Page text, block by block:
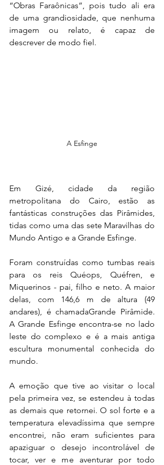
“Obras Faraônicas”, pois tudo ali era
de uma grandiosidade, que nenhuma
imagem ou relato, é capaz de
descrever de modo fiel.
A Esfinge
Em Gizé, cidade da região
metropolitana do Cairo, estão as
fantásticas construções das Pirâmides,
tidas como uma das sete Maravilhas do
Mundo Antigo e a Grande Esfinge.
Foram construídas como tumbas reais
para os reis Quéops, Quéfren
Miquerinos - pai, filho e neto. A maior
delas, com 146,6 m de altura (49
andares), é chamadaGrande Pirâmide.
A Grande Esfinge encontra-se no lado
leste do complexo e é a mais antiga
escultura monumental conhecida do
mundo.
A emoção que tive ao visitar o local
pela primeira vez, se estendeu à todas
as demais que retornei. O sol forte e a
temperatura elevadíssima que sempre
encontrei, não eram suficientes para
apaziguar o desejo incontrolável de
tocar, ver e me aventurar por todo